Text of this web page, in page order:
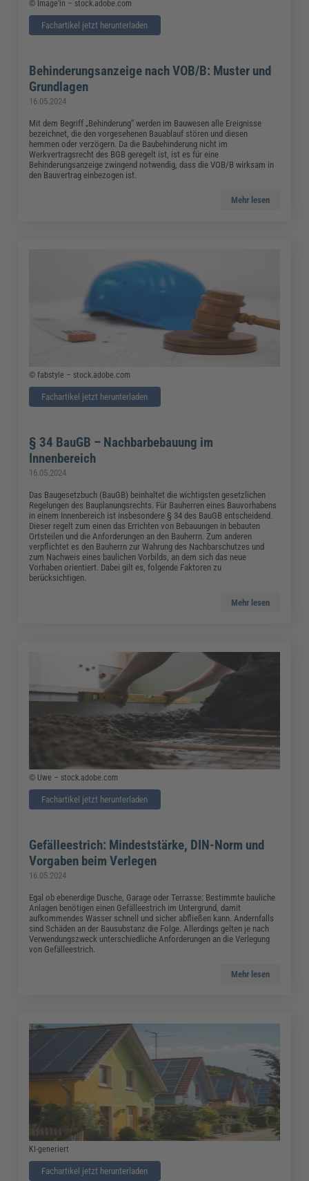
© Image'in – stock.adobe.com
Fachartikel jetzt herunterladen
Behinderungsanzeige nach VOB/B: Muster und
Grundlagen
16.05.2024
Mit dem Begriff „Behinderung“ werden im Bauwesen alle Ereignisse
bezeichnet, die den vorgesehenen Bauablauf stören und diesen
hemmen oder verzögern. Da die Baubehinderung nicht im
Werkvertragsrecht des BGB geregelt ist, ist es für eine
Behinderungsanzeige zwingend notwendig, dass die VOB/B wirksam in
den Bauvertrag einbezogen ist.
Mehr lesen
© fabstyle – stock.adobe.com
Fachartikel jetzt herunterladen
§ 34 BauGB – Nachbarbebauung im
Innenbereich
16.05.2024
Das Baugesetzbuch (BauGB) beinhaltet die wichtigsten gesetzlichen
Regelungen des Bauplanungsrechts. Für Bauherren eines Bauvorhabens
in einem Innenbereich ist insbesondere § 34 des BauGB entscheidend.
Dieser regelt zum einen das Errichten von Bebauungen in bebauten
Ortsteilen und die Anforderungen an den Bauherrn. Zum anderen
verpflichtet es den Bauherrn zur Wahrung des Nachbarschutzes und
zum Nachweis eines baulichen Vorbilds, an dem sich das neue
Vorhaben orientiert. Dabei gilt es, folgende Faktoren zu
berücksichtigen.
Mehr lesen
© Uwe – stock.adobe.com
Fachartikel jetzt herunterladen
Gefälleestrich: Mindeststärke, DIN-Norm und
Vorgaben beim Verlegen
16.05.2024
Egal ob ebenerdige Dusche, Garage oder Terrasse: Bestimmte bauliche
Anlagen benötigen einen Gefälleestrich im Untergrund, damit
aufkommendes Wasser schnell und sicher abfließen kann. Andernfalls
sind Schäden an der Bausubstanz die Folge. Allerdings gelten je nach
Verwendungszweck unterschiedliche Anforderungen an die Verlegung
von Gefälleestrich.
Mehr lesen
KI-generiert
Fachartikel jetzt herunterladen